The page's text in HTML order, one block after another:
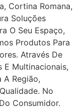
Cortina Romana,
Soluções
O Seu Espaço,
Produtos Para
Através De
E Multinacionais,
A Região,
No
Consumidor.